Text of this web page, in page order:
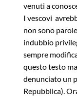
venuti a
I vescovi
non sono
indubbio
sempre
questo testo
denunciato un
Repubblica).